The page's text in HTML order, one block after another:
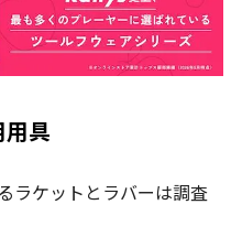
用具
ラケットとラバーは調査